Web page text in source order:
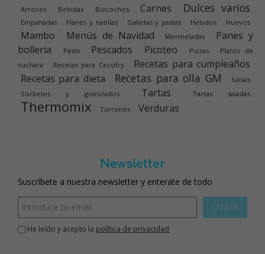
Arroces Bebidas Bizcochos Carnes Dulces varios
Empanadas Flanes y natillas Galletas y pastas Helados Huevos
Mambo Menús de Navidad Mermeladas
Panes y
bolleria
Pasta Pescados Picoteo Pizzas
Platos de
cuchara
Recetas para Cecofry
Recetas para cumpleaños
Recetas para dieta
Recetas para olla GM
Salsas
Sorbetes y granizados
Tartas Tartas saladas
Thermomix Turrones Verduras
Newsletter
Suscríbete a nuestra newsletter y enterate de todo
ENVIAR
He leído y acepto la política de privacidad